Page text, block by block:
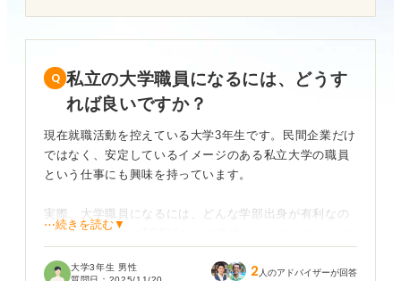
私立の大学職員になるには、どうす
れば良いですか？
現在就職活動を控えている大学3年生です。民間企業だけ
ではなく、安定しているイメージのある私立大学の職員
という仕事にも興味を持っています。
実際、大学職員になるには、どんな学部出身が有利なの
か、また具体的にTOEICなどの資格やパソコンスキルは
いたので、少しでも有利になる武器が欲しいと思ってい
⋯続きを読む▼
大学3年生 男性
2 人のアドバイザーが回答